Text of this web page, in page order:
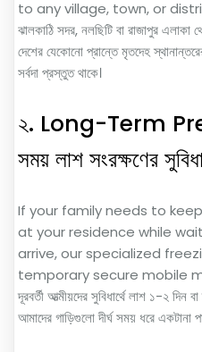
to any village, town, or
ঝালকাঠি সদর, নলছিটি বা রাজাপুর এলাকা
দেশের যেকোনো প্রান্তে মৃতদেহ
সর্বদা প্রস্তুত থাকে।
২. Long-Term
সময় লাশ সংরক্ষণের
If your family needs to
at your residence while
arrive, our specialized
temporary secure mobile
দূরবর্তী আত্মীয়দের সুবিধার্থে লাশ ১-২
আমাদের গাড়িগুলো দীর্ঘ সময় ধরে একটানা